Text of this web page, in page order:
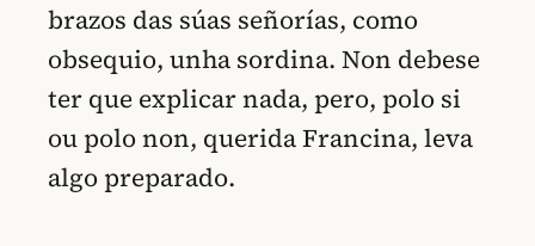
brazos das súas señorías, como
obsequio, unha sordina. Non debese
ter que explicar nada, pero, polo si
ou polo non, querida Francina, leva
algo preparado.